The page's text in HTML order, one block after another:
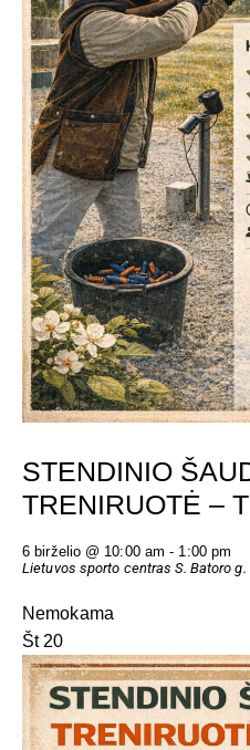
STENDINIO
TRENIRUOTĖ –
6 birželio @ 10:00 am - 1:00 pm
Lietuvos sporto centrasS. Batoro
Nemokama
Št 20